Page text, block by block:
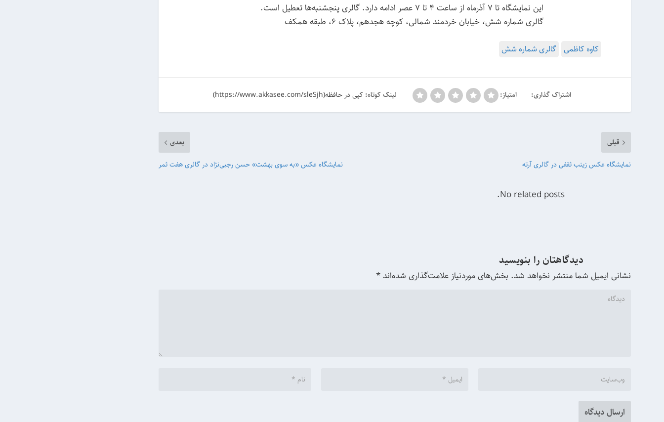
این نمایشگاه تا ۷ آذرماه از ساعت ۴ تا ۷ عصر ادامه دارد. گالری پنجشنبه‌ها تعطیل است.
گالری شماره شش، خیابان خردمند شمالی، کوچه هجدهم، پلاک ۶، طبقه همکف
کاوه کاظمی گالری شماره شش
اشتراک گذاری: امتیاز: لینک کوتاه: کپی در حافظه(https://www.akkasee.com/sleSjh)
قبلی
نمایشگاه عکس‌ زینب ثقفی در گالری آرته
بعدی
نمایشگاه عکس «به سوی بهشت» حسن رجبی‌نژاد در گالری هفت ثمر
No related posts.
دیدگاهتان را بنویسید
نشانی ایمیل شما منتشر نخواهد شد. بخش‌های موردنیاز علامت‌گذاری شده‌اند*